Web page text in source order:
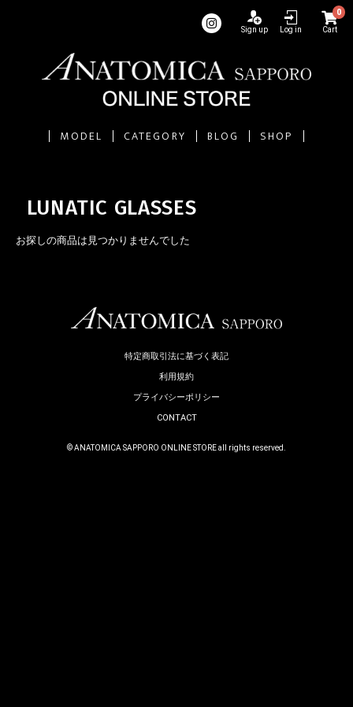
Sign up Log in
0
Cart
MODEL CATEGORY BLOG SHOP
LUNATIC GLASSES
お探しの商品は見つかりませんでした
特定商取引法に基づく表記
利用規約
プライバシーポリシー
CONTACT
© ANATOMICA SAPPORO ONLINE STORE all rights reserved.